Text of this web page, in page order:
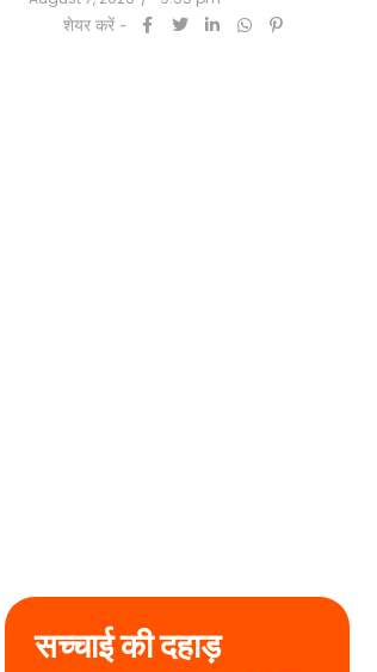
शेयर करें -
सच्चाई की दहाड़